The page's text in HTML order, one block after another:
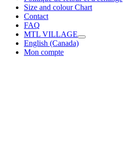
Size and colour Chart
Contact
FAQ
MTL VILLAGE
English (Canada)
Mon compte